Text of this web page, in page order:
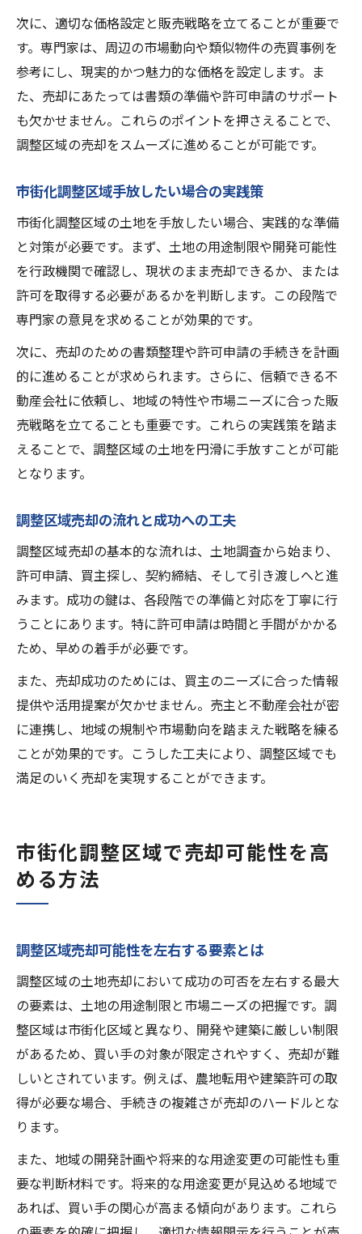
次に、適切な価格設定と販売戦略を立てることが重要で
す。専門家は、周辺の市場動向や類似物件の売買事例を
参考にし、現実的かつ魅力的な価格を設定します。ま
た、売却にあたっては書類の準備や許可申請のサポート
も欠かせません。これらのポイントを押さえることで、
調整区域の売却をスムーズに進めることが可能です。
市街化調整区域手放したい場合の実践策
市街化調整区域の土地を手放したい場合、実践的な準備
と対策が必要です。まず、土地の用途制限や開発可能性
を行政機関で確認し、現状のまま売却できるか、または
許可を取得する必要があるかを判断します。この段階で
専門家の意見を求めることが効果的です。
次に、売却のための書類整理や許可申請の手続きを計画
的に進めることが求められます。さらに、信頼できる不
動産会社に依頼し、地域の特性や市場ニーズに合った販
売戦略を立てることも重要です。これらの実践策を踏ま
えることで、調整区域の土地を円滑に手放すことが可能
となります。
調整区域売却の流れと成功への工夫
調整区域売却の基本的な流れは、土地調査から始まり、
許可申請、買主探し、契約締結、そして引き渡しへと進
みます。成功の鍵は、各段階での準備と対応を丁寧に行
うことにあります。特に許可申請は時間と手間がかかる
ため、早めの着手が必要です。
また、売却成功のためには、買主のニーズに合った情報
提供や活用提案が欠かせません。売主と不動産会社が密
に連携し、地域の規制や市場動向を踏まえた戦略を練る
ことが効果的です。こうした工夫により、調整区域でも
満足のいく売却を実現することができます。
市街化調整区域で売却可能性を高
める方法
調整区域売却可能性を左右する要素とは
調整区域の土地売却において成功の可否を左右する最大
の要素は、土地の用途制限と市場ニーズの把握です。調
整区域は市街化区域と異なり、開発や建築に厳しい制限
があるため、買い手の対象が限定されやすく、売却が難
しいとされています。例えば、農地転用や建築許可の取
得が必要な場合、手続きの複雑さが売却のハードルとな
ります。
また、地域の開発計画や将来的な用途変更の可能性も重
要な判断材料です。将来的な用途変更が見込める地域で
あれば、買い手の関心が高まる傾向があります。これら